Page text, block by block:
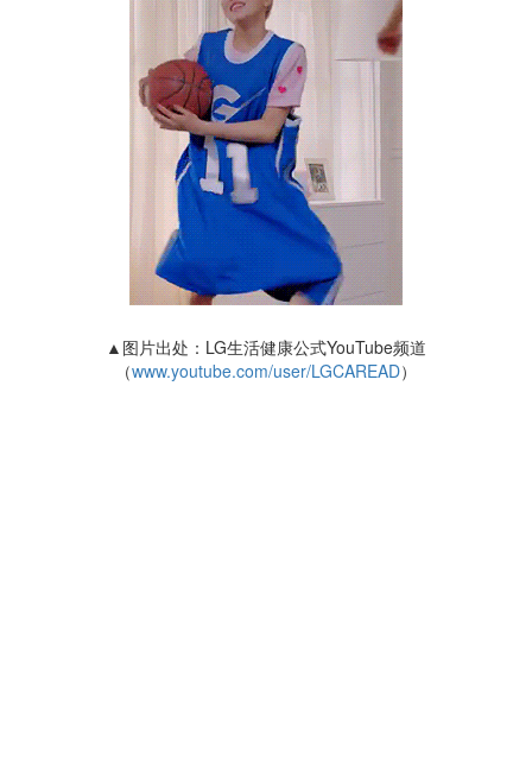
▲图片出处：LG生活健康公式YouTube频道
（www.youtube.com/user/LGCAREAD）